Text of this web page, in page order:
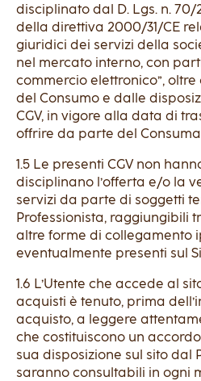
disciplinato dal D. Lgs. n. 70/
della direttiva 2000/31/CE
giuridici dei servizi della
nel mercato interno, con
commercio elettronico”,
del Consumo e dalle
CGV, in vigore alla data di
offrire da parte del
1.5 Le presenti CGV non
disciplinano l’offerta e/o la
servizi da parte di soggetti
Professionista, raggiungibili
altre forme di collegamento
eventualmente presenti sul
1.6 L’Utente che accede al
acquisti è tenuto, prima
acquisto, a leggere
che costituiscono un
sua disposizione sul sito dal
saranno consultabili in ogni